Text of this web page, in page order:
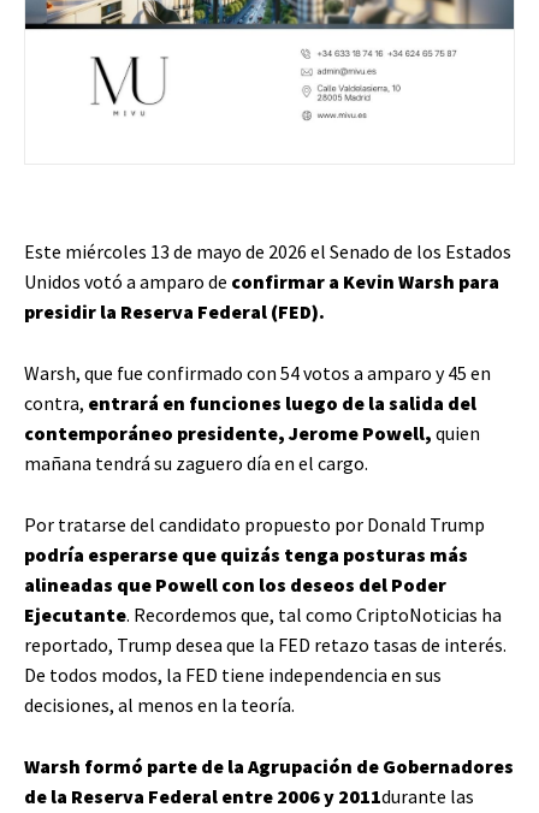
Este miércoles 13 de mayo de 2026 el Senado de los Estados
Unidos votó a amparo de confirmar a Kevin Warsh para
presidir la Reserva Federal (FED).
Warsh, que fue confirmado con 54 votos a amparo y 45 en
contra, entrará en funciones luego de la salida del
contemporáneo presidente, Jerome Powell, quien
mañana tendrá su zaguero día en el cargo.
Por tratarse del candidato propuesto por Donald Trump
podría esperarse que quizás tenga posturas más
alineadas que Powell con los deseos del Poder
Ejecutante. Recordemos que, tal como CriptoNoticias ha
reportado, Trump desea que la FED retazo tasas de interés.
De todos modos, la FED tiene independencia en sus
decisiones, al menos en la teoría.
Warsh formó parte de la Agrupación de Gobernadores
de la Reserva Federal entre 2006 y 2011durante las